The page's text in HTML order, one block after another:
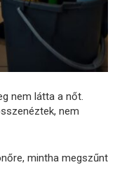
nem látta a nőt.
nem
mintha megszűnt